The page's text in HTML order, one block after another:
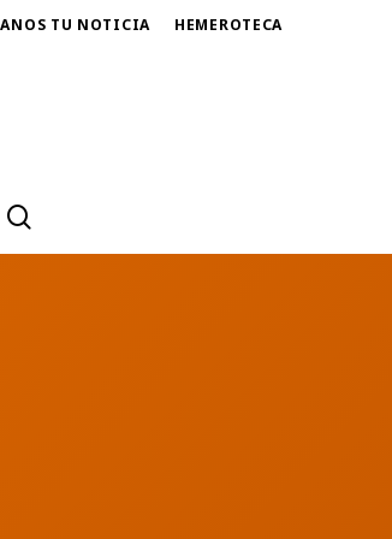
TU NOTICIA HEMEROTECA